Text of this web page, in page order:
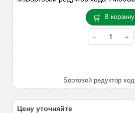
В корзину
Количество
товара
TM03CJ
Бортовой редуктор
Цену уточняйте